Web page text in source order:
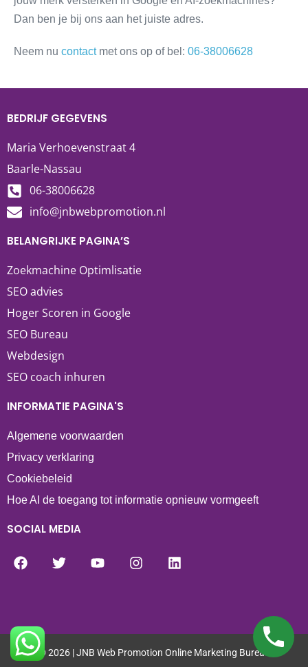
Dan ben je bij ons aan het juiste adres.
Neem nu contactmet ons op of bel: 06-38006628
BEDRIJF GEGEVENS
Maria Verhoevenstraat 4
Baarle-Nassau
06-38006628
info@jnbwebpromotion.nl
BELANGRIJKE PAGINA’S
Zoekmachine Optimlisatie
SEO advies
Hoger Scoren in Google
SEO Bureau
Webdesign
SEO coach inhuren
INFORMATIE PAGINA'S
Algemene voorwaarden
Privacy verklaring
Cookiebeleid
Hoe AI de toegang tot informatie opnieuw vormgeeft
SOCIAL MEDIA
© 2026 | JNB Web Promotion Online Marketing Bureau